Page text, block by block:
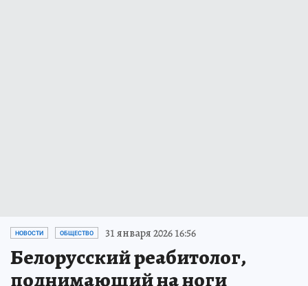
НОВОСТИ ОБЩЕСТВО 31 января 2026 16:56
Белорусский реабитолог,
поднимающий на ноги